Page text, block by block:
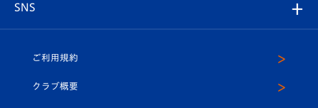
ホームタウン
U-18
SNS
ヴィヴィくんインスタグラム
ご利用規約
クラブ概要